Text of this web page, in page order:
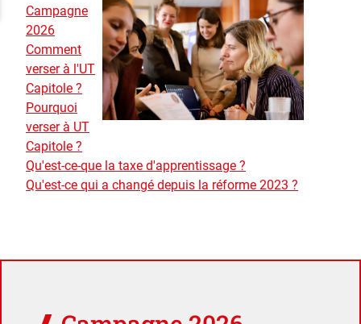
Campagne
2026
Comment
verser à l'UT
Capitole ?
Pourquoi
verser à UT
Capitole ?
Qu'est-ce-que la taxe d'apprentissage ?
Qu'est-ce qui a changé depuis la réforme 2023 ?